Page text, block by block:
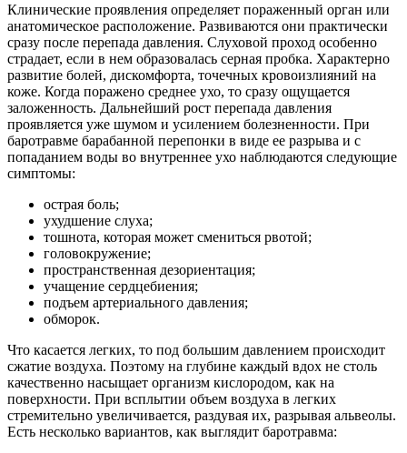
Клинические проявления определяет пораженный орган или
анатомическое расположение. Развиваются они практически
сразу после перепада давления. Слуховой проход особенно
страдает, если в нем образовалась серная пробка. Характерно
развитие болей, дискомфорта, точечных кровоизлияний на
коже. Когда поражено среднее ухо, то сразу ощущается
заложенность. Дальнейший рост перепада давления
проявляется уже шумом и усилением болезненности. При
баротравме барабанной перепонки в виде ее разрыва и с
попаданием воды во внутреннее ухо наблюдаются следующие
симптомы:
острая боль;
ухудшение слуха;
тошнота, которая может смениться рвотой;
головокружение;
пространственная дезориентация;
учащение сердцебиения;
подъем артериального давления;
обморок.
Что касается легких, то под большим давлением происходит
сжатие воздуха. Поэтому на глубине каждый вдох не столь
качественно насыщает организм кислородом, как на
поверхности. При всплытии объем воздуха в легких
стремительно увеличивается, раздувая их, разрывая альвеолы.
Есть несколько вариантов, как выглядит баротравма: